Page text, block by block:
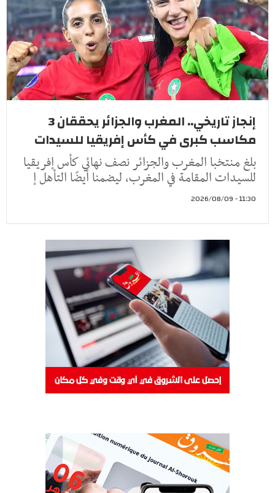
إنجاز تاريخي.. المغرب والجزائر يحققان 3
مكاسب كبرى في كأس إفريقيا للسيدات
بلغ منتخبا المغرب والجزائر نصف نهائي كأس إفريقيا
للسيدات المقامة في المغرب، ليضمنا أيضًا التأهل إ
11:30 - 2026/08/09